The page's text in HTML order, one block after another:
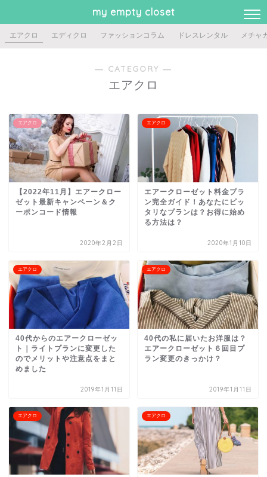
my empty closet
エアクロ エディクロ ファッションコラム ドレスレンタル メチャ
― CATEGORY ―
エアクロ
エアクロ
【2022年11月】エアークロー
ゼット最新キャンペーン＆ク
ーポンコード情報
2020年2月2日
エアクロ
エアークローゼット料金プラ
ン完全ガイド！あなたにピッ
タリなプランは？お得に始め
る方法は？
2020年1月10日
エアクロ
40代からのエアークローゼッ
ト｜ライトプランに変更した
のでメリットや注意点をまと
めました
2019年1月11日
エアクロ
40代の私に届いたお洋服は？
エアークローゼット６回目プ
ラン変更のきっかけ？
2019年1月11日
エアクロ エアクロ